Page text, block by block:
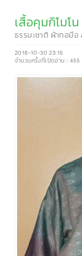
เสื้อคุมกิโมโ
ธรรมะชาติ ผ้าทอมือ
2018-10-30 23:15
จำนวนครั้งที่เปิดอ่าน : 455